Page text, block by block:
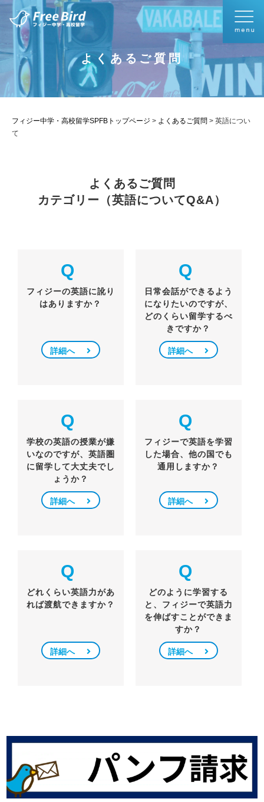
よくあるご質問
フィジー中学・高校留学SPFBトップページ > よくあるご質問 > 英語につい
て
よくあるご質問
カテゴリー（英語についてQ&A）
Q
フィジーの英語に訛り
はありますか？
詳細へ
Q
日常会話ができるよう
になりたいのですが、
どのくらい留学するべ
きですか？
詳細へ
Q
学校の英語の授業が嫌
いなのですが、英語圏
に留学して大丈夫でし
ょうか？
詳細へ
Q
フィジーで英語を学習
した場合、他の国でも
通用しますか？
詳細へ
Q
どれくらい英語力があ
れば渡航できますか？
詳細へ
Q
どのように学習する
と、フィジーで英語力
を伸ばすことができま
すか？
詳細へ